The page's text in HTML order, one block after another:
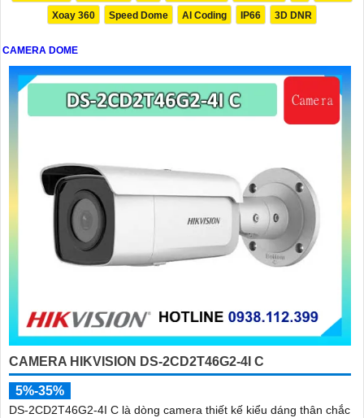
Xoay 360
Speed Dome AI Coding IP66 3D DNR
CAMERA DOME
CAMERA HIKVISION DS-2CD2T46G2-4I C
5%-35%
DS-2CD2T46G2-4I C là dòng camera thiết kế kiểu dáng thân chắc